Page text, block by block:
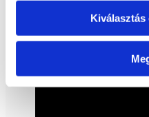
Kiválasztás